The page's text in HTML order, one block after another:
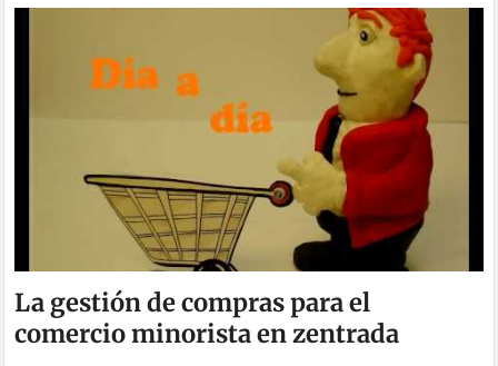
La gestión de compras para el
comercio minorista en zentrada